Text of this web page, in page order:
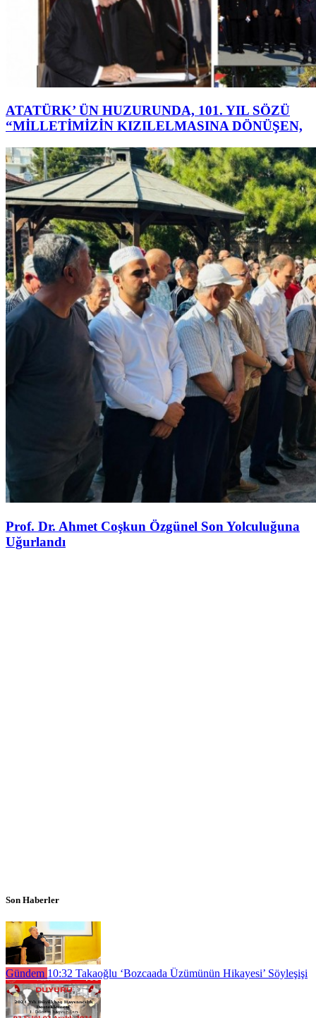
ATATÜRK’ ÜN HUZURUNDA, 101. YIL SÖZÜ
“MİLLETİMİZİN KIZILELMASINA DÖNÜŞEN,
Prof. Dr. Ahmet Coşkun Özgünel Son Yolculuğuna
Uğurlandı
Son Haberler
Gündem 10:32 Takaoğlu ‘Bozcaada Üzümünün Hikayesi’ Söyleşişi